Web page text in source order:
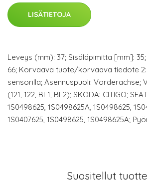
LISÄTIETOJA
Leveys (mm): 37; Sisäläpimitta [mm]:
66; Korvaava tuote/korvaava tiedote
sensorilla; Asennuspuoli: Vorderachse;
(121, 122, BL1, BL2); SKODA: CITIGO;
1S0498625, 1S0498625A, 1S0498625,
1S0407625, 1S0498625, 1S0498625A;
Suositellut